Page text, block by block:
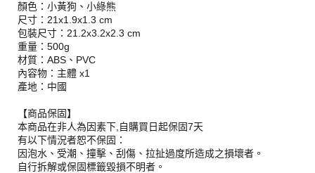
顏色：小黃狗、小綠熊
尺寸：21x1.9x1.3 cm
包裝尺寸：21.2x3.2x2.3 cm
重量：500g
材質：ABS、PVC
內容物：主體 x1
產地：中國
【商品保固】
本商品在非人為因素下,自購買日起保固7天
有以下情況者恕不保固：
因泡水、受潮、撞擊、刮傷、拉扯過度所造成之損壞者。
自行拆解或保固標籤毀損不明者。